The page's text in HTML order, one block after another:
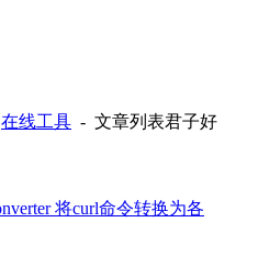
在线工具 - 文章列表君子好